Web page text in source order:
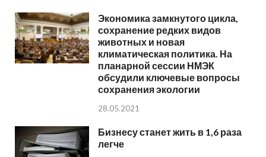
Экономика замкнутого цикла,
сохранение редких видов
животных и новая
климатическая политика. На
планарной сессии НМЭК
обсудили ключевые вопросы
сохранения экологии
28.05.2021
Бизнесу станет жить в 1,6 раза
легче